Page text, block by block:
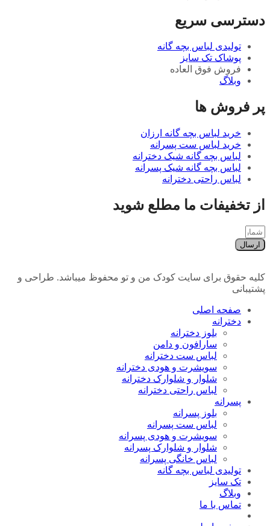
دسترسی سریع
تولیدی لباس بچه گانه
پوشاک تک سایز
فروش فوق العاده
وبلاگ
پر فروش ها
خرید لباس بچه گانه ارزان
خرید لباس ست پسرانه
لباس بچه گانه شیک دخترانه
لباس بچه گانه شیک پسرانه
لباس راحتی دخترانه
از تخفیفات ما مطلع شوید
ارسال
کلیه حقوق برای سایت کودک من و تو محفوظ میباشد. طراحی و
پشتیبانی
صفحه اصلی
دخترانه
بلوز دخترانه
سارافون و دامن
لباس ست دخترانه
سویشرت و هودی دخترانه
شلوار و شلوارک دخترانه
لباس راحتی دخترانه
پسرانه
بلوز پسرانه
لباس ست پسرانه
سویشرت و هودی پسرانه
شلوار و شلوارک پسرانه
لباس خانگی پسرانه
تولیدی لباس بچه گانه
تک سایز
وبلاگ
تماس با ما